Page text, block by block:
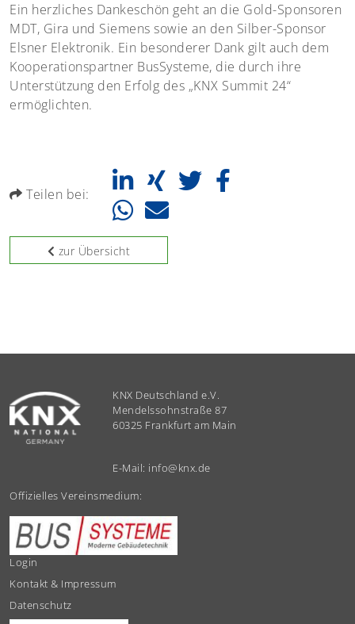
Ein herzliches Dankeschön geht an die Gold-Sponsoren
MDT, Gira und Siemens sowie an den Silber-Sponsor
Elsner Elektronik. Ein besonderer Dank gilt auch dem
Kooperationspartner BusSysteme, die durch ihre
Unterstützung den Erfolg des „KNX Summit 24“
ermöglichten.
Teilen bei:
zur Übersicht
KNX Deutschland e.V.
Mendelssohnstraße 87
60325 Frankfurt am Main
E-Mail: info@knx.de
Offizielles Vereinsmedium:
Login
Kontakt & Impressum
Datenschutz